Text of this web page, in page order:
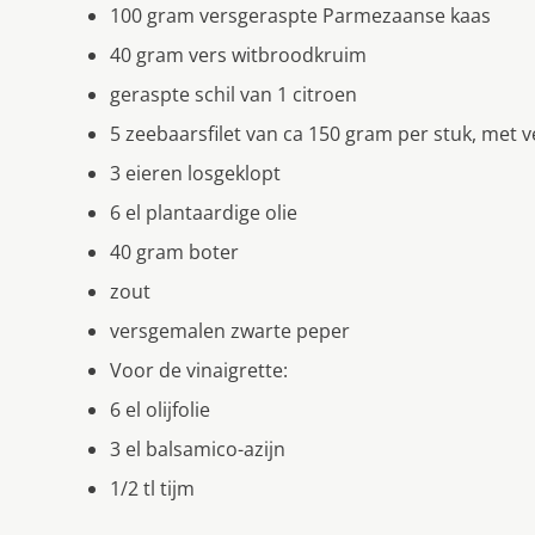
100 gram versgeraspte Parmezaanse kaas
40 gram vers witbroodkruim
geraspte schil van 1 citroen
5 zeebaarsfilet van ca 150 gram per stuk, met
3 eieren losgeklopt
6 el plantaardige olie
40 gram boter
zout
versgemalen zwarte peper
Voor de vinaigrette:
6 el olijfolie
3 el balsamico-azijn
1/2 tl tijm